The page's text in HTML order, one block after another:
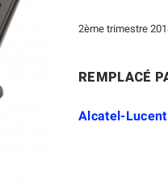
2ème trimestre
REMPLACÉ
Alcatel-